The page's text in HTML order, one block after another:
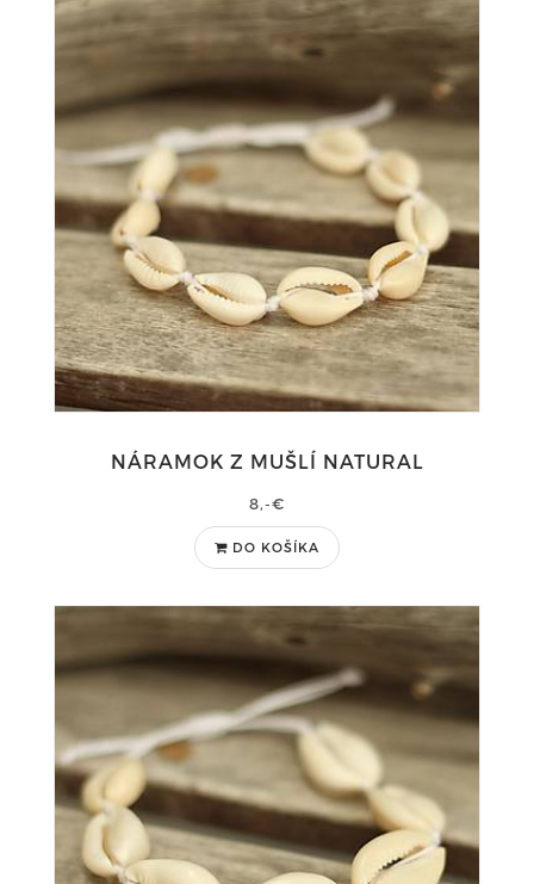
NÁRAMOK Z MUŠLÍ NATURAL
8,-€
DO KOŠÍKA